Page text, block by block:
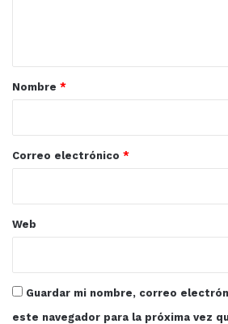
r
*
Nombre *
Correo electrónico *
Web
Guardar mi nombre, correo
este navegador para la próxima vez